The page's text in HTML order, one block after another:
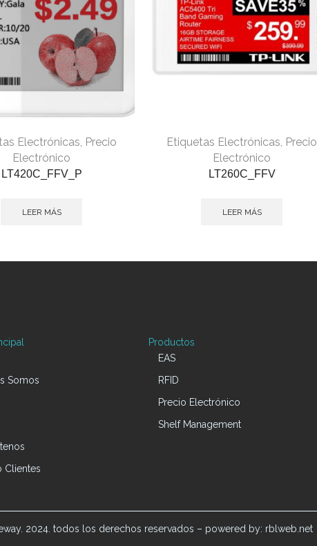
Electrónicas, Precio
Electrónico
LT420C_FFV_P
LEER MÁS
Etiquetas Electrónicas, Precio
Electrónico
LT260C_FFV
LEER MÁS
Somos
Clientes
Productos
EAS
RFID
Precio Electrónico
Shelf Management
2024. todos los derechos reservados – powered by: rblweb.net